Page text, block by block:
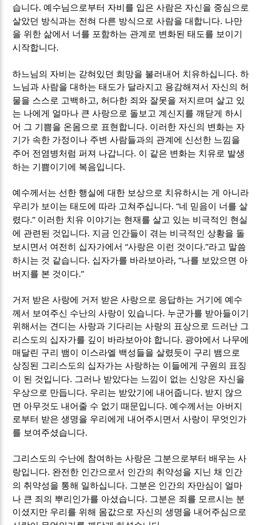
습니다.예수님으로부터 자비를 입은 사람은 자신을 중심으로
살았던 방식과는 전혀 다른 방식으로 사람을 대합니다. 나만
을 위한 삶에서 너를 포함하는 관계로 변화된 태도를 보이기
시작합니다.
하느님의 자비는 갇혀있던 희망을 불러내어 치유하십니다.하
느님과 사람을 대하는 태도가 달라지고 용감해져서 자신의 허
물을 스스로 고백하고,허다한 죄와 잘못을 저지르며 살고 있
는 나에게 얼마나 큰 사랑으로 돌보고 계신지를 깨닫게 하시
어 그 기쁨을 온몸으로 표현합니다. 이러한 자신의 변화는 자
기가 속한 가정이나 주변 사람들과의 관계에 신선한 느낌을
주어 전염병처럼 퍼져 나갑니다. 이 같은 변화는 치유로 발생
하는 기쁨이기에 복음입니다.
예수께서는 선한 행실에 대한 보상으로 치유하시는 게 아니라
우리가 보이는 태도에 따라 고쳐주십니다. “네 믿음이 너를 살
렸다.” 이러한 치유 이야기는 현재를 살고 있는 비극적인 현실
에 관련된 것입니다. 지금 인간들이 겪는 비극적인 상황을 돌
보시면서 여전히 십자가에서“사랑은 이런 것이다.”라고 말씀
하시는 것 같습니다. 십자가를 바라보아라, “나를 보았으면 아
버지를 본 것이다.”
거저 받은 사랑에 거저 받은 사랑으로 응답하는 거기에 예수
께서 보여주신 수난의 사랑이 있습니다. 누군가를 받아들이기
위해서는 견디는 사랑과 기다리는 사랑의 표상으로 드러난 그
리스도의 십자가를 깊이 바라보아야 합니다. 광야에서 나무에
매달린 구리 뱀이 이스라엘 백성들을 살렸듯이 구리 뱀으로
상징된 그리스도의 십자가는 사랑하는 이들에게 구원의 표징
이 된 것입니다. 그러나 받았다는 느낌이 없는 신앙은 자신을
우상으로 만듭니다. 우리는 받았기에 내어줍니다. 받지 않으
면 아무것도 내어줄 수 없기 때문입니다.예수께서는 아버지
로부터 받은 생명을 우리에게 내어주시면서 사랑이 무엇인가
를 보여주셨습니다.
그리스도의 수난에 참여하는 사랑은 그분으로부터 배우는 사
랑입니다. 완전한 인간으로서 인간의 취약성을 지닌 채 인간
의 취약성을 통해 일하십니다. 그분은 인간의 자만심이 얼마
나 큰 죄의 뿌리인가를 아셨습니다. 그분은 죄를 모르시는 분
이셨지만 우리를 위해 몸값으로 자신의 생명을 내어주심으로